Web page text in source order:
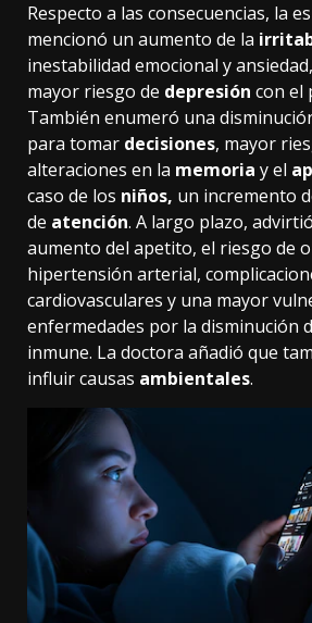
Respecto a las consecuencias, la
mencionó un aumento de la
inestabilidad emocional y
mayor riesgo de depresión con el
También enumeró una
para tomar decisiones, mayor
alteraciones en la memoria y el
caso de los niños, un incremento
de atención. A largo plazo,
aumento del apetito, el riesgo de
hipertensión arterial,
cardiovasculares y una mayor
enfermedades por la disminución
inmune. La doctora añadió que
influir causas ambientales.